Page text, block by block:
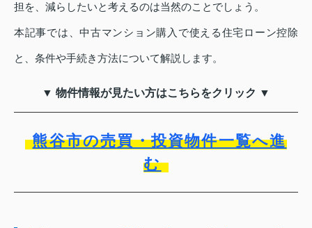
担を、減らしたいと考えるのは当然のことでしょう。
本記事では、中古マンション購入で使える住宅ローン控除
と、条件や手続き方法について解説します。
▼ 物件情報が見たい方はこちらをクリック ▼
熊谷市の売買・投資物件一覧へ進
む